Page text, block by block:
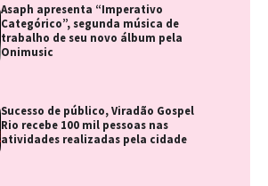
Asaph apresenta “Imperativo
Categórico”, segunda música de
trabalho de seu novo álbum pela
Onimusic
Sucesso de público, Viradão Gospel
Rio recebe 100 mil pessoas nas
atividades realizadas pela cidade